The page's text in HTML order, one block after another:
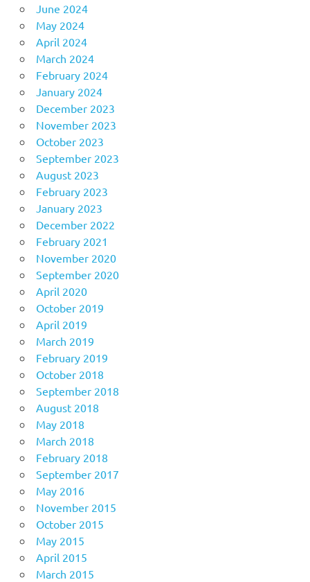
June 2024
May 2024
April 2024
March 2024
February 2024
January 2024
December 2023
November 2023
October 2023
September 2023
August 2023
February 2023
January 2023
December 2022
February 2021
November 2020
September 2020
April 2020
October 2019
April 2019
March 2019
February 2019
October 2018
September 2018
August 2018
May 2018
March 2018
February 2018
September 2017
May 2016
November 2015
October 2015
May 2015
April 2015
March 2015